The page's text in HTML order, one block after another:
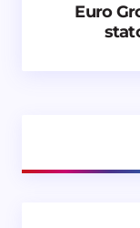
Euro